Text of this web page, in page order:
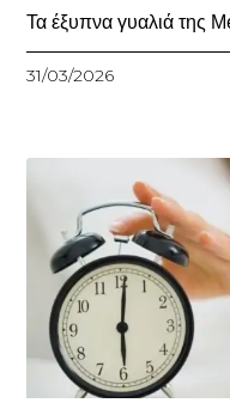
Τα έξυπνα γυαλιά της
31/03/2026